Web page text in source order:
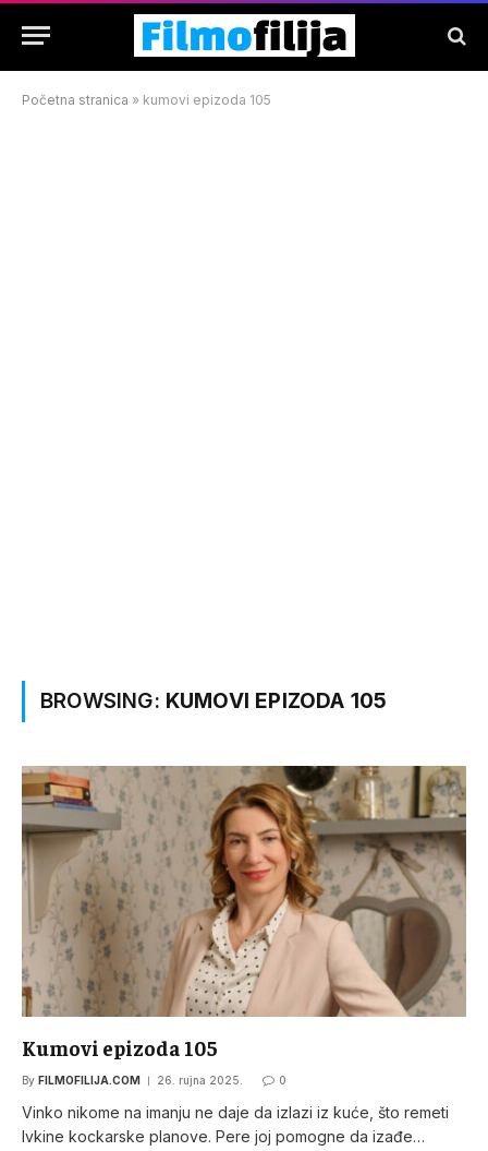
Početna stranica » kumovi epizoda 105
BROWSING: KUMOVI EPIZODA 105
Kumovi epizoda 105
By FILMOFILIJA.COM 26. rujna 2025. 0
Vinko nikome na imanju ne daje da izlazi iz kuće, što remeti
Ivkine kockarske planove. Pere joj pomogne da izađe…